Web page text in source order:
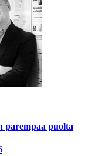
parempaa puolta